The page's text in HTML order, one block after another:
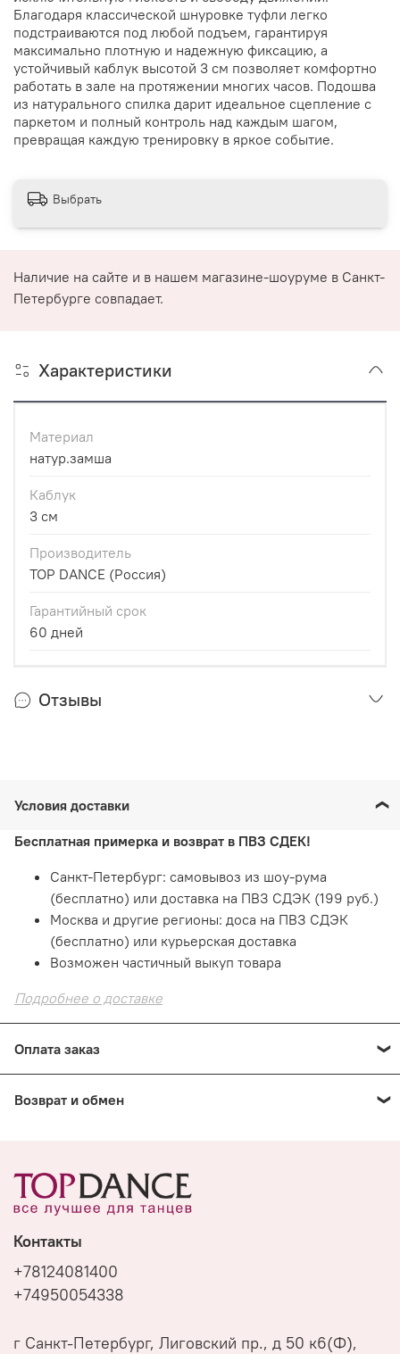
Благодаря классической шнуровке туфли легко
подстраиваются под любой подъем, гарантируя
максимально плотную и надежную фиксацию, а
устойчивый каблук высотой 3 см позволяет комфортно
работать в зале на протяжении многих часов. Подошва
из натурального спилка дарит идеальное сцепление с
паркетом и полный контроль над каждым шагом,
превращая каждую тренировку в яркое событие.
Выбрать
Наличие на сайте и в нашем магазине-шоуруме в Санкт-
Петербурге совпадает.
Характеристики
Материал
натур.замша
Каблук
3 см
Производитель
TOP DANCE (Россия)
Гарантийный срок
60 дней
Отзывы
Условия доставки
Бесплатная примерка и возврат в ПВЗ СДЕК!
Санкт-Петербург: самовывоз из шоу-рума
(бесплатно) или доставка на ПВЗ СДЭК (199 руб.)
Москва и другие регионы: доса на ПВЗ СДЭК
(бесплатно) или курьерская доставка
Возможен частичный выкуп товара
Подробнее о доставке
Оплата заказ
безопасно!
В шоуруме СПб: наличными или картой
Подробнее о способах оплаты
Возврат и обмен
В шоуруме СПб: 14 дней с момента покупки
Из интернет-магазина: 7 дней с момента
Подробнее о возврате и обмене
Контакты
+78124081400
+74950054338
г Санкт-Петербург, Лиговский пр., д 50 к6(Ф),